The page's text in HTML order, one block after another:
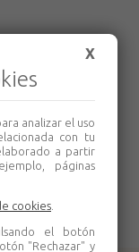
X
analizar el uso
con tu
a partir
páginas
cookies
el botón
"Rechazar" y